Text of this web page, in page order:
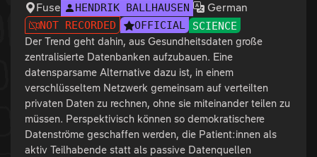
Fuse HENDRIK BALLHAUSEN German
NOT RECORDED OFFICIAL SCIENCE
Der Trend geht dahin, aus Gesundheitsdaten große
zentralisierte Datenbanken aufzubauen. Eine
datensparsame Alternative dazu ist, in einem
verschlüsseltem Netzwerk gemeinsam auf verteilten
privaten Daten zu rechnen, ohne sie miteinander teilen zu
müssen. Perspektivisch können so demokratischere
Datenströme geschaffen werden, die Patient:innen als
aktiv Teilhabende statt als passive Datenquellen